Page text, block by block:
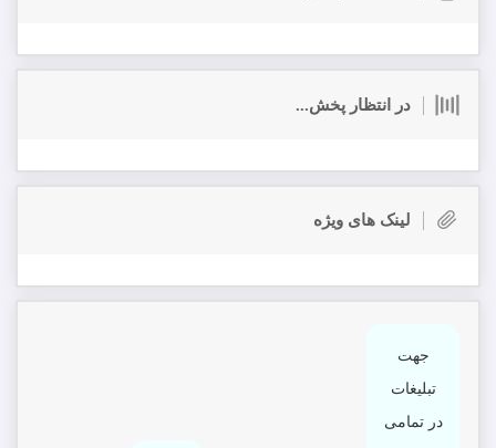
در انتظار پخش...
لینک های ویژه
جهت
تبلیغات
در تمامی